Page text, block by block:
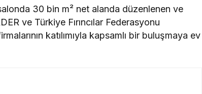
30 bin m² net alanda düzenlenen ve
ve Türkiye Fırıncılar Federasyonu
katılımıyla kapsamlı bir buluşmaya ev